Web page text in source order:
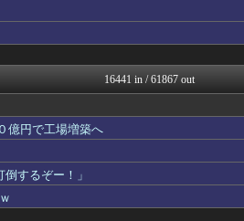
...
素敵な鬼女様
寄...
奥様は鬼女-DQN返しまと...
まぐろとにぼし
国難にあってもの申す！！
なんじぇいスタジアム＠なん...
ジ...
フィルダースチョイス
ｗ...
国難にあってもの申す！！
...
奥様は鬼女-DQN返しまと...
16441 in / 61867 out
億円で工場増築へ
するぞー！」